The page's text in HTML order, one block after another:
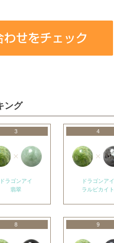
ング
3
ドラゴンアイ
翡翠
4
ドラゴンアイ
ラルビカイト
8 9